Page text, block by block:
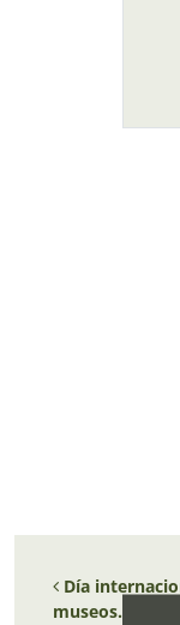
Día
museos.